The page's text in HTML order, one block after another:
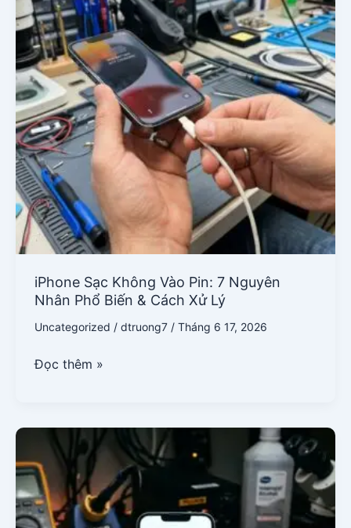
iPhone Sạc Không Vào Pin: 7 Nguyên
Nhân Phổ Biến & Cách Xử Lý
Uncategorized / dtruong7 / Tháng 6 17, 2026
Vào
Pin:
7
Nguyên
Nhân
Phổ
Biến
&
Cách
Xử
Lý
Đọc thêm »
Trắng
Màn
Hình:
Nguyên